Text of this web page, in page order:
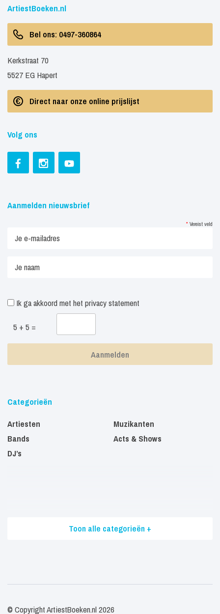
ArtiestBoeken.nl
Bel ons: 0497-360864
Kerkstraat 70
5527 EG Hapert
Direct naar onze online prijslijst
Volg ons
Aanmelden nieuwsbrief
* Vereist veld
Ik ga akkoord met het privacy statement
5 + 5 =
Categorieën
Artiesten
Bands
DJ’s
Muzikanten
Acts & Shows
Toon alle categorieën +
© Copyright ArtiestBoeken.nl 2026